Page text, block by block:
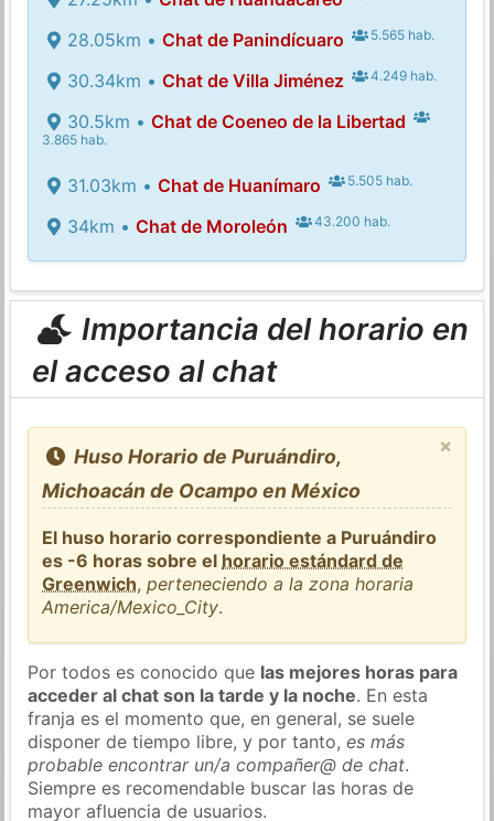
28.05km • Chat de Panindícuaro 5.565 hab.
30.34km • Chat de Villa Jiménez 4.249 hab.
30.5km • Chat de Coeneo de la Libertad
3.865 hab.
31.03km • Chat de Huanímaro 5.505 hab.
34km • Chat de Moroleón 43.200 hab.
Importancia del horario en
el acceso al chat
×
Huso Horario de Puruándiro,
Michoacán de Ocampo en México
El huso horario correspondiente a Puruándiro
es -6 horas sobre el horario estándard de
Greenwich,perteneciendo a la zona horaria
America/Mexico_City.
Por todos es conocido que las mejores horas para
acceder al chat son la tarde y la noche. En esta
franja es el momento que, en general, se suele
disponer de tiempo libre, y por tanto,es más
probable encontrar un/a compañer@ de chat.
Siempre es recomendable buscar las horas de
mayor afluencia de usuarios.